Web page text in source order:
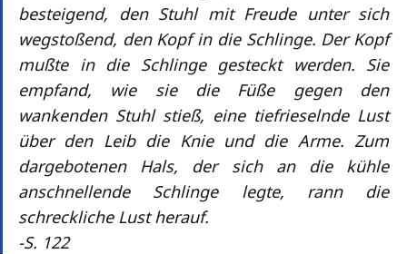
besteigend, den Stuhl mit Freude unter sich
wegstoßend, den Kopf in die Schlinge. Der Kopf
mußte in die Schlinge gesteckt werden. Sie
empfand, wie sie die Füße gegen den
wankenden Stuhl stieß, eine tiefrieselnde Lust
über den Leib die Knie und die Arme. Zum
dargebotenen Hals, der sich an die kühle
anschnellende Schlinge legte, rann die
schreckliche Lust herauf.
-S. 122